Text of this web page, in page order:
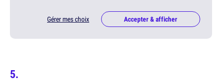
Gérer mes choix Accepter & afficher